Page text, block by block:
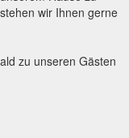
wir Ihnen gerne
zu unseren Gästen